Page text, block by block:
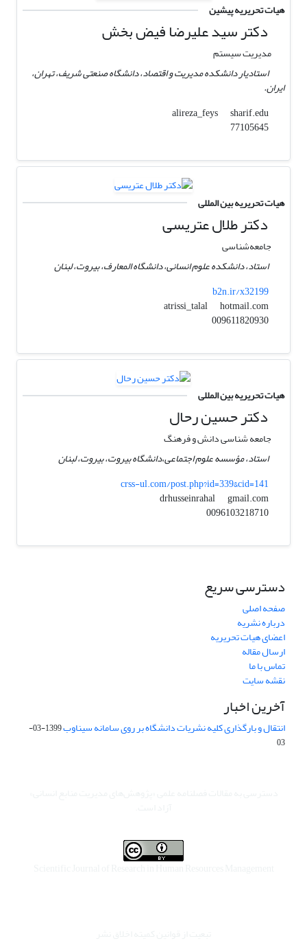
هیات تحریریه پیشین
دکتر سید علیرضا فیض بخش
مدیریت سیستم
استادیار دانشکده مدیریت و اقتصاد، دانشگاه صنعتی شریف، تهران،
ایران.
alireza_feys
sharif.edu
77105645
هیات تحریریه بین المللی
دکتر طلال عتریسی
جامعه‌شناسی
استاد، دانشکده علوم انسانی، دانشگاه المعارف، بیروت، لبنان
b2n.ir/x32199
atrissi_talal
hotmail.com
009611820930
هیات تحریریه بین المللی
دکتر حسین رحال
جامعه شناسی دانش و فرهنگ
استاد، مؤسسه علوم اجتماعی،دانشگاه بیروت، بیروت، لبنان
crss-ul.com/post.php?id=339&cid=141
drhusseinrahal
gmail.com
0096103218710
دسترسی سریع
صفحه اصلی
درباره نشریه
اعضای هیات تحریریه
ارسال مقاله
تماس با ما
نقشه سایت
آخرین اخبار
انتقال و بارگذاری کلیه نشریات دانشگاه بر روی سامانه سیناوب
1399-03-
03